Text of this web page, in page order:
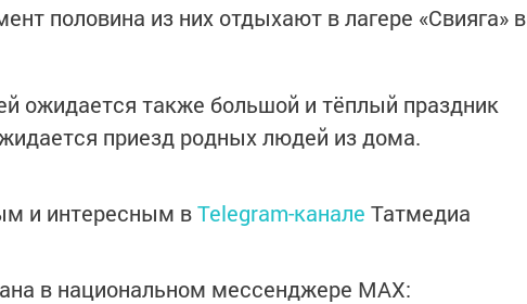
половина из них отдыхают в лагере «Свияга» в
ожидается также большой и тёплый праздник
приезд родных людей из дома.
и интересным вTelegram-канале Татмедиа
в национальном мессенджере MАХ: